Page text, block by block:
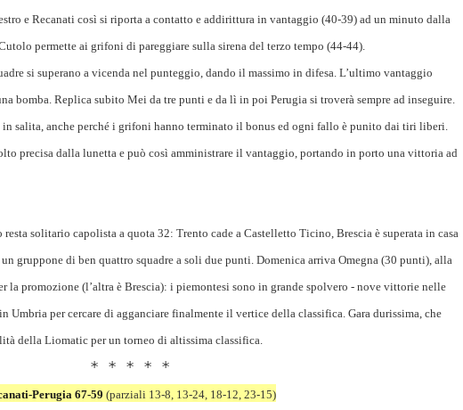
e Recanati così si riporta a contatto e addirittura in vantaggio (40-39) ad un minuto dalla
permette ai grifoni di pareggiare sulla sirena del terzo tempo (44-44).
si superano a vicenda nel punteggio, dando il massimo in difesa. L’ultimo vantaggio
bomba. Replica subito Mei da tre punti e da lì in poi Perugia si troverà sempre ad inseguire.
in salita, anche perché i grifoni hanno terminato il bonus ed ogni fallo è punito dai tiri liberi.
precisa dalla lunetta e può così amministrare il vantaggio, portando in porto una vittoria ad
solitario capolista a quota 32: Trento cade a Castelletto Ticino, Brescia è superata in casa
gruppone di ben quattro squadre a soli due punti. Domenica arriva Omegna (30 punti), alla
la promozione (l’altra è Brescia): i piemontesi sono in grande spolvero - nove vittorie nelle
Umbria per cercare di agganciare finalmente il vertice della classifica. Gara durissima, che
della Liomatic per un torneo di altissima classifica.
* * * * *
Perugia 67-59 (parziali 13-8, 13-24, 18-12, 23-15)